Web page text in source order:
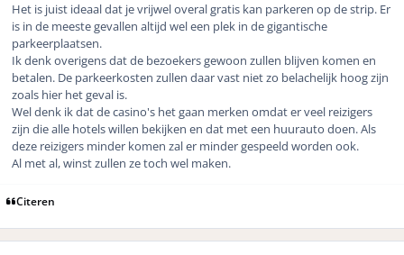
Het is juist ideaal dat je vrijwel overal gratis kan parkeren op de strip. Er
is in de meeste gevallen altijd wel een plek in de gigantische
parkeerplaatsen.
Ik denk overigens dat de bezoekers gewoon zullen blijven komen en
betalen. De parkeerkosten zullen daar vast niet zo belachelijk hoog zijn
zoals hier het geval is.
Wel denk ik dat de casino's het gaan merken omdat er veel reizigers
zijn die alle hotels willen bekijken en dat met een huurauto doen. Als
deze reizigers minder komen zal er minder gespeeld worden ook.
Al met al, winst zullen ze toch wel maken.
Citeren